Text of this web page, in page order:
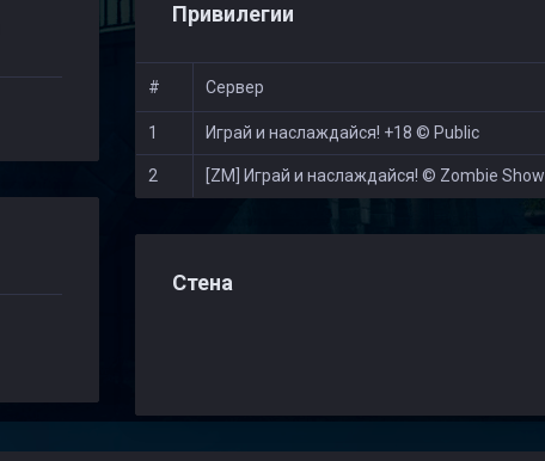
Привилегии
# Сервер
1 Играй и наслаждайся! +18 © Public
2 [ZM] Играй и наслаждайся! © Zombie Show
Стена